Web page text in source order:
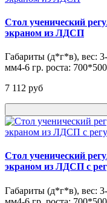
Стол ученический
экраном из ЛДСП
Габариты (д*г*в), вес:
мм4-6 гр. роста:
7 112 pуб
Стол ученический
экраном из ЛДСП с
Габариты (д*г*в), вес: